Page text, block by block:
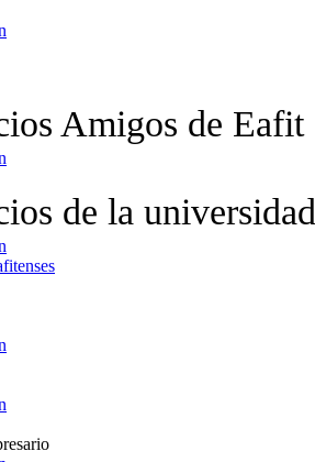
Amigos de Eafit
de la universidad